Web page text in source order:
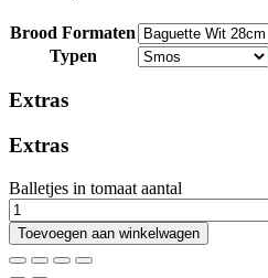
Brood Formaten
Typen
Extras
Extras
Balletjes in tomaat aantal
Toevoegen aan winkelwagen